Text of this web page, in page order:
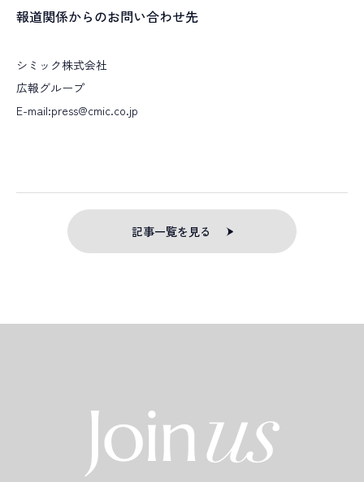
報道関係からのお問い合わせ先
シミック株式会社
広報グループ
E-mail:press@cmic.co.jp
記事一覧を見る